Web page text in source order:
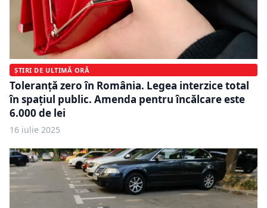
ȘTIRI DE ULTIMĂ ORĂ
Toleranță zero în România. Legea interzice total
în spațiul public. Amenda pentru încălcare este
6.000 de lei
16 iulie 2025